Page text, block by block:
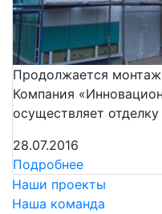
Продолжается
Компания
осуществляет
28.07.2016
Подробнее
Наши проекты
Наша команда